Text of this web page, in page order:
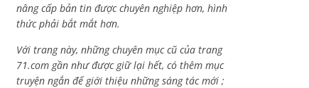
nâng cấp bản tin được chuyên nghiệp hơn, hình
thức phải bắt mắt hơn.
Với trang này, những chuyên mục cũ của trang
71.com gần như được giữ lại hết, có thêm mục
truyện ngắn để giới thiệu những sáng tác mới ;